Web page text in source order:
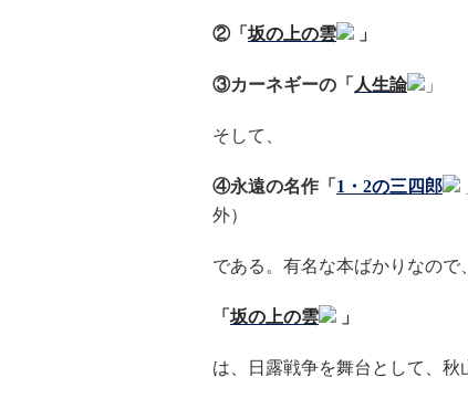
②「 坂の上の雲 」
③カーネギーの「 人生論 」
そして、
④永遠の名作「 1・2の三四郎
外）
である。有名な本ばかりなので
「 坂の上の雲 」
は、日露戦争を舞台として、秋